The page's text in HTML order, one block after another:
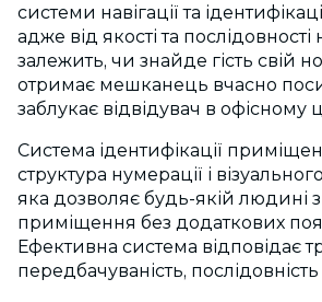
системи навігації та
адже від якості та послідовності
залежить, чи знайде гість свій
отримає мешканець вчасно
заблукає відвідувач в офісному
Система ідентифікації
структура нумерації і
яка дозволяє будь-якій людині
приміщення без додаткових
Ефективна система відповідає
передбачуваність, послідовність